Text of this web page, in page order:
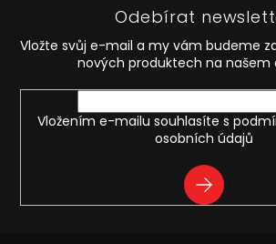
p
r
v
k
v
ý
p
i
s
u
Odebírat
Vložte svůj e-mail a my vám budeme
nových produktech na našem
Vložením e-mailu souhlasíte s
osobních údajů
PŘIHLÁSIT
SE